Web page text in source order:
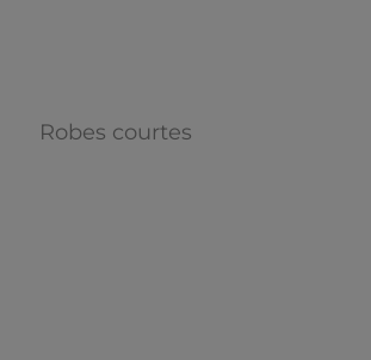
Robes courtes Affiner par